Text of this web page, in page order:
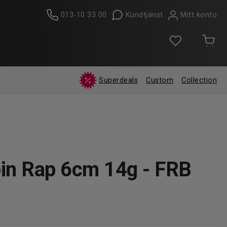
013-10 33 00 Kundtjänst Mitt konto
Superdeals Custom Collection
Rap 6cm 14g - FRB